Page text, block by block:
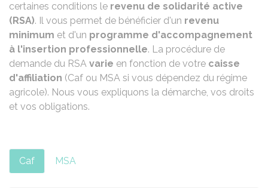
certaines conditions le revenu de solidarité active
(RSA). Il vous permet de bénéficier d'un revenu
minimum et d'un programme d'accompagnement
à l'insertion professionnelle. La procédure de
demande du RSA varie en fonction de votre caisse
d'affiliation (Caf ou MSA si vous dépendez du régime
agricole). Nous vous expliquons la démarche, vos droits
et vos obligations.
Caf MSA